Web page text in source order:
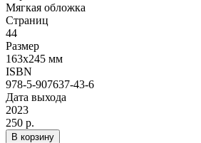
Мягкая обложка
Страниц
44
Размер
163x245 мм
ISBN
978-5-907637-43-6
Дата выхода
2023
250 р.
В корзину